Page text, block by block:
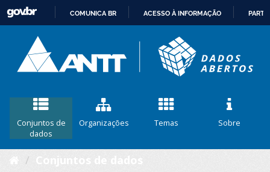
CONTEÚDO
COMUNICA BR ACESSO À INFORMAÇÃO
Conjuntos de
dados
Organizações Temas Sobre